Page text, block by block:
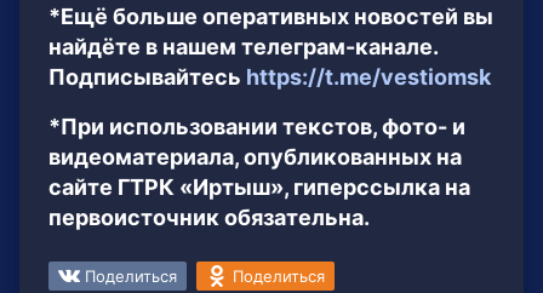
*Ещё больше оперативных новостей вы
найдёте в нашем телеграм-канале.
Подписывайтесь https://t.me/vestiomsk
*При использовании текстов, фото- и
видеоматериала, опубликованных на
сайте ГТРК «Иртыш», гиперссылка на
первоисточник обязательна.
Поделиться Поделиться